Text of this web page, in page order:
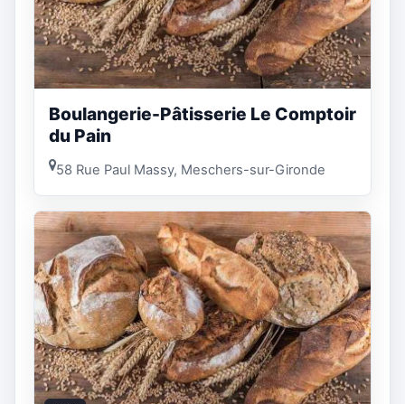
Boulangerie-Pâtisserie Le Comptoir
du Pain
58 Rue Paul Massy, Meschers-sur-Gironde